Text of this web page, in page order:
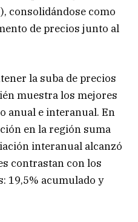
consolidándose como
de precios junto al
la suba de precios
muestra los mejores
anual e interanual. En
en la región suma
interanual alcanzó
contrastan con los
19,5% acumulado y